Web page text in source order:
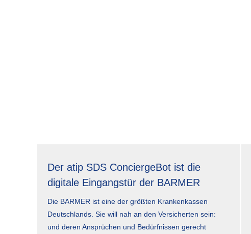
Der atip SDS ConciergeBot ist die
digitale Eingangstür der BARMER
Die BARMER ist eine der größten Krankenkassen
Deutschlands. Sie will nah an den Versicherten sein:
und deren Ansprüchen und Bedürfnissen gerecht